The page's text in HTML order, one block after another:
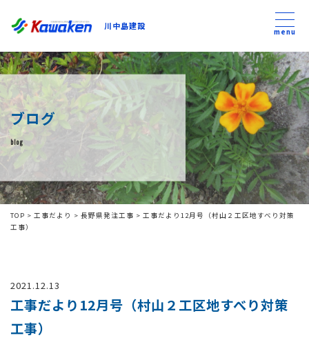
川中島建設
川中島建設
トップ
トピックス
事業内容
私たちについて
コンテンツ
採用情報
menu
ブログ
blog
TOP > 工事だより > 長野県発注工事 > 工事だより12月号（村山２工区地すべり対策
工事）
2021.12.13
工事だより12月号（村山２工区地すべり対策
工事）